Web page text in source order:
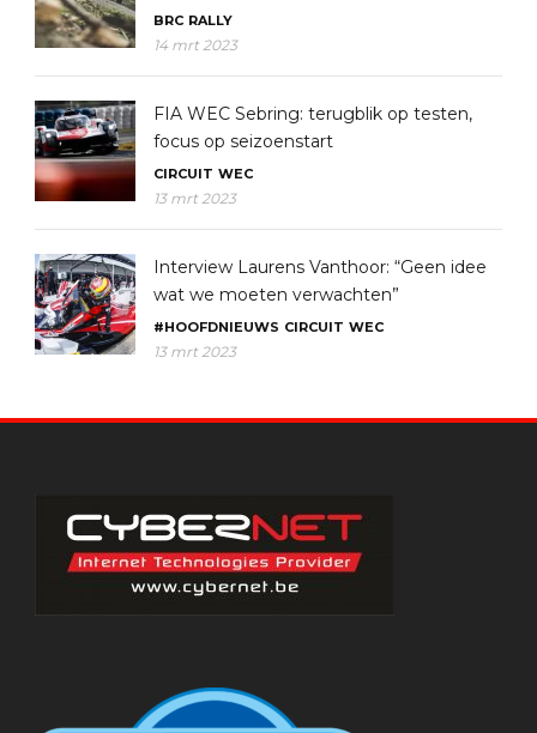
BRC RALLY
14 mrt 2023
FIA WEC Sebring: terugblik op testen,
focus op seizoenstart
CIRCUIT WEC
13 mrt 2023
Interview Laurens Vanthoor: “Geen idee
wat we moeten verwachten”
#HOOFDNIEUWS CIRCUIT WEC
13 mrt 2023